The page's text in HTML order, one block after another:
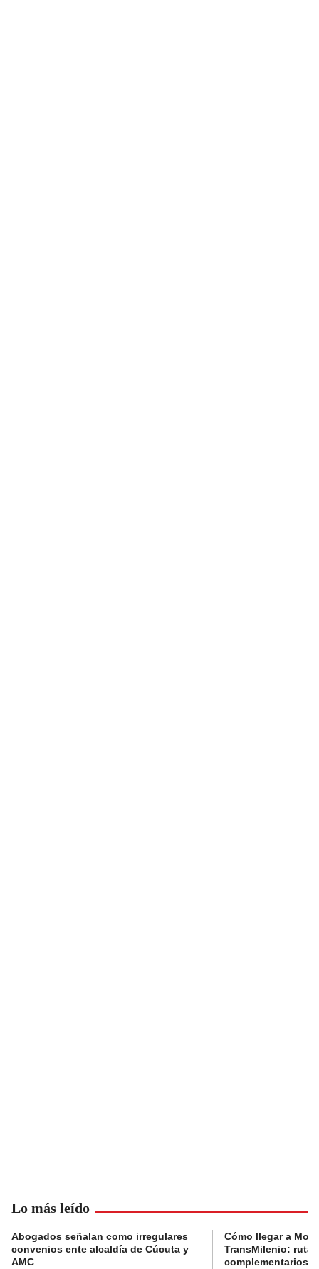
Lo más leído
Abogados señalan como irregulares
convenios ente alcaldía de Cúcuta y
AMC
Cómo llegar a
TransMilenio:
complementarios